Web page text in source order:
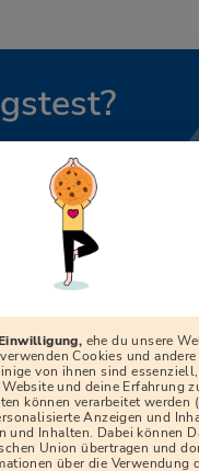
ehe du unsere
Cookies und
von ihnen sind
und deine Erfahrung
können verarbeitet werden
Anzeigen und
und Inhalten. Dabei können
Union übertragen und
über die Verwendung